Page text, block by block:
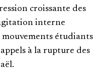
croissante des
interne
étudiants
à la rupture des